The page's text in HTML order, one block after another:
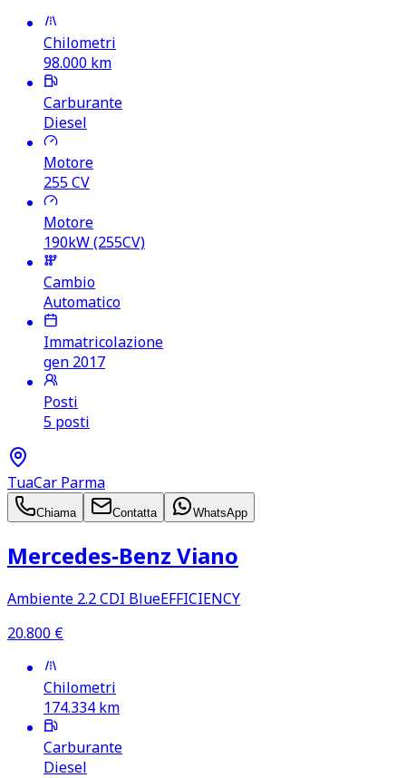
Chilometri
98.000 km
Carburante
Diesel
Motore
255CV
Motore
190kW (255CV)
Cambio
Automatico
Immatricolazione
gen 2017
Posti
5 posti
TuaCar Parma
Chiama Contatta WhatsApp
Mercedes‑Benz Viano
Ambiente 2.2 CDI BlueEFFICIENCY
20.800 €
Chilometri
174.334 km
Carburante
Diesel